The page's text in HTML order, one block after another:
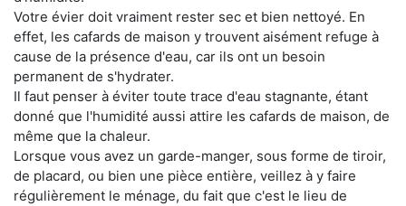
Votre évier doit vraiment rester sec et bien nettoyé. En
effet, les cafards de maison y trouvent aisément refuge à
cause de la présence d'eau, car ils ont un besoin
permanent de s'hydrater.
Il faut penser à éviter toute trace d'eau stagnante, étant
donné que l'humidité aussi attire les cafards de maison, de
même que la chaleur.
Lorsque vous avez un garde-manger, sous forme de tiroir,
de placard, ou bien une pièce entière, veillez à y faire
régulièrement le ménage, du fait que c'est le lieu de